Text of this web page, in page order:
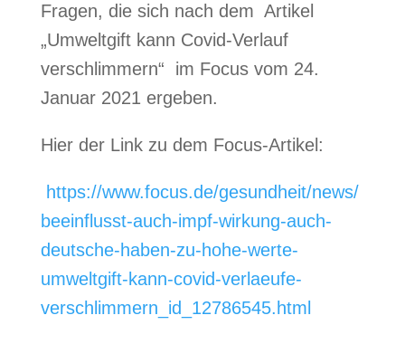
Fragen, die sich nach dem Artikel
„Umweltgift kann Covid-Verlauf
verschlimmern“ im Focus vom 24.
Januar 2021 ergeben.
Hier der Link zu dem Focus-Artikel:
https://www.focus.de/gesundheit/news/
beeinflusst-auch-impf-wirkung-auch-
deutsche-haben-zu-hohe-werte-
umweltgift-kann-covid-verlaeufe-
verschlimmern_id_12786545.html